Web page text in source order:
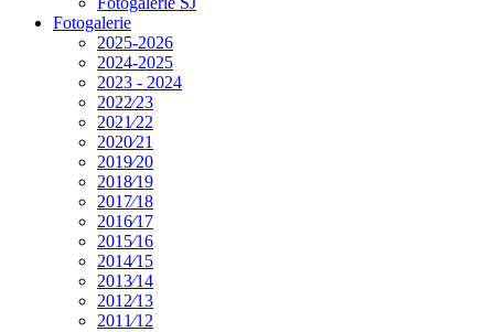
Fotogalerie
2025-2026
2024-2025
2023 - 2024
2022⁄23
2021⁄22
2020⁄21
2019⁄20
2018⁄19
2017⁄18
2016⁄17
2015⁄16
2014⁄15
2013⁄14
2012⁄13
2011⁄12